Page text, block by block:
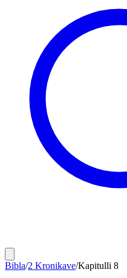
Bibla/2 Kronikave/Kapitulli 8